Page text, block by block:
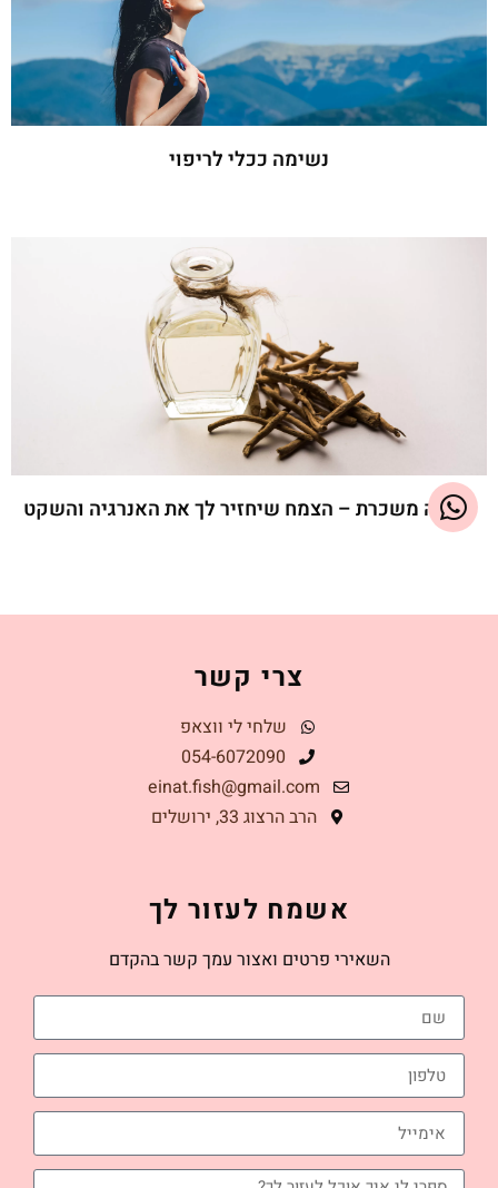
נשימה ככלי לריפוי
ויתניה משכרת – הצמח שיחזיר לך את האנרגיה והשקט
צרי קשר
שלחי לי ווצאפ
054-6072090
einat.fish@gmail.com
הרב הרצוג 33, ירושלים
אשמח לעזור לך
השאירי פרטים ואצור עמך קשר בהקדם